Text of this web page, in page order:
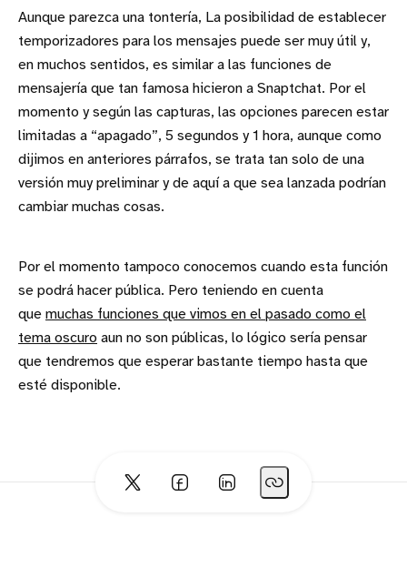
Aunque parezca una tontería, La posibilidad de establecer
temporizadores para los mensajes puede ser muy útil y,
en muchos sentidos, es similar a las funciones de
mensajería que tan famosa hicieron a Snaptchat. Por el
momento y según las capturas, las opciones parecen estar
limitadas a “apagado”, 5 segundos y 1 hora, aunque como
dijimos en anteriores párrafos, se trata tan solo de una
versión muy preliminar y de aquí a que sea lanzada podrían
cambiar muchas cosas.
Por el momento tampoco conocemos cuando esta función
se podrá hacer pública. Pero teniendo en cuenta
que muchas funciones que vimos en el pasado como el
tema oscuro aun no son públicas, lo lógico sería pensar
que tendremos que esperar bastante tiempo hasta que
esté disponible.